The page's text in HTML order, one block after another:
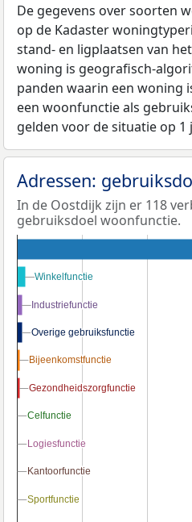
De gegevens over soorten
op de Kadaster
stand- en ligplaatsen van
woning is geografisch-
panden waarin een woning
een woonfunctie als
gelden voor de situatie op 1
Adressen:
In de Oostdijk zijn er 118
gebruiksdoel woonfunctie.
Winkelfunctie
Winkelfunctie
Industriefunctie
Industriefunctie
Overige gebruiksfunctie
Overige gebruiksfunctie
Bijeenkomstfunctie
Bijeenkomstfunctie
Gezondheidszorgfunctie
Gezondheidszorgfunctie
Celfunctie
Celfunctie
Logiesfunctie
Logiesfunctie
Kantoorfunctie
Kantoorfunctie
Sportfunctie
Sportfunctie